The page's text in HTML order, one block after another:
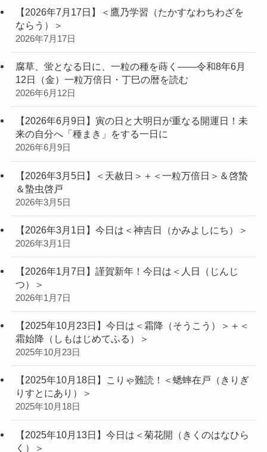
【2026年7月17日】＜鷹乃学習（たかすなわちわざを
ならう）＞
2026年7月17日
腐草、蛍となる日に、一粒の種を蒔く——令和8年6月
12日（金）一粒万倍日・丁巳の暦を読む
2026年6月12日
【2026年6月9日】寅の日と大明日が重なる開運日！未
来の自分へ「種まき」をする一日に
2026年6月9日
【2026年3月5日】＜天赦日＞＋＜一粒万倍日＞＆啓蟄
＆蟄虫啓戸
2026年3月5日
【2026年3月1日】今日は＜神吉日（かみよしにち）＞
2026年3月1日
【2026年1月7日】謹賀新年！今日は＜人日（じんじ
つ）＞
2026年1月7日
【2025年10月23日】今日は＜霜降（そうこう）＞＋＜
霜始降（しもはじめてふる）＞
2025年10月23日
【2025年10月18日】こりゃ難読！＜蟋蟀在戸（きりぎ
りすとにあり）＞
2025年10月18日
【2025年10月13日】今日は＜菊花開（きくのはなひら
く）＞